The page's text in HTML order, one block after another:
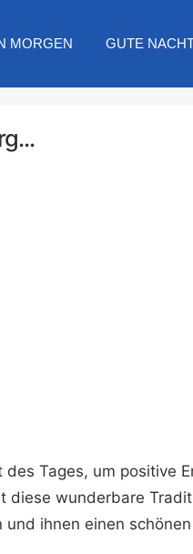
MORGEN GUTE
Tages, um positive
diese wunderbare
und ihnen einen